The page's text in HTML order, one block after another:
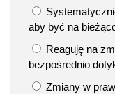
aby być na
Reaguję na
bezpośrednio
Zmiany w